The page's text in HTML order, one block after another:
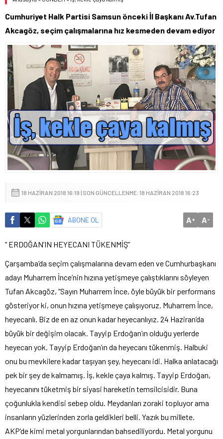
Cumhuriyet Halk Partisi Samsun önceki İl Başkanı Av.Tufan
Akcagöz, seçim çalışmalarına hız kesmeden devam ediyor
18 HAZIRAN 2018 16:19 | SON GÜNCELLENME: 18 HAZIRAN 2018 16:23
ABONE OL A+ A-
“ ERDOĞAN’IN HEYECANI TÜKENMİŞ”
Çarşamba’da seçim çalışmalarına devam eden ve Cumhurbaşkanı
adayı Muharrem İnce’nin hızına yetişmeye çalıştıklarını söyleyen
Tufan Akcagöz, “Sayın Muharrem İnce, öyle büyük bir performans
gösteriyor ki, onun hızına yetişmeye çalışıyoruz. Muharrem İnce,
heyecanlı. Biz de en az onun kadar heyecanlıyız. 24 Haziran’da
büyük bir değişim olacak. Tayyip Erdoğan’ın olduğu yerlerde
heyecan yok. Tayyip Erdoğan’ın da heyecanı tükenmiş. Halbuki
onu bu mevkilere kadar taşıyan şey, heyecanı idi. Halka anlatacağı
pek bir şey de kalmamış. İş, kekle çaya kalmış. Tayyip Erdoğan,
heyecanını tüketmiş bir siyasi hareketin temsilcisidir. Buna
çoğunlukla kendisi sebep oldu. Meydanları zoraki topluyor ama
insanların yüzlerinden zorla geldikleri belli. Yazık bu millete.
AKP’de kimi metal yorgunlarından bahsediliyordu. Metal yorgunu